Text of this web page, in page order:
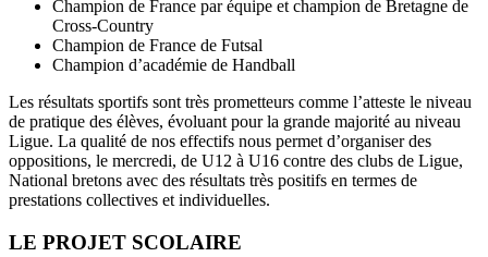
Champion de France par équipe et champion de Bretagne de
Cross-Country
Champion de France de Futsal
Champion d’académie de Handball
Les résultats sportifs sont très prometteurs comme l’atteste le niveau
de pratique des élèves, évoluant pour la grande majorité au niveau
Ligue. La qualité de nos effectifs nous permet d’organiser des
oppositions, le mercredi, de U12 à U16 contre des clubs de Ligue,
National bretons avec des résultats très positifs en termes de
prestations collectives et individuelles.
LE PROJET SCOLAIRE